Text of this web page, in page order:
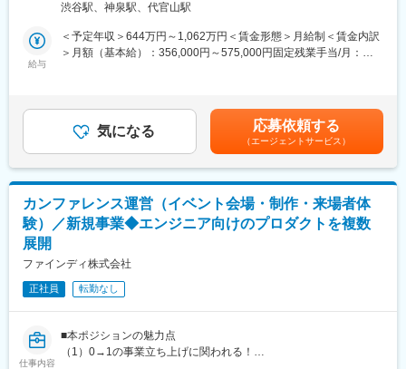
■業務詳細：
・Eightが主催する各種大型イベント（Eight EXPO、Climbers、
Startup JAPAN EXPO、DX CAMP、Meets など）や、今後立ち上
・登壇者のリサーチ・選定：テーマに合致する国内外の企業
CXO、起業家、トップランナー、有識者のリサーチ
・出演打診および交渉：ターゲットとなる登壇者へのアプロー
ン内容のブラッシュアップ、進行シナリオの設計サポート
・部門間連携：営業・マーケティング・運営チームなど、社内関
係各所と連携したコンテンツ改善や集客への寄与
進行サポート、ホスピタリティの提供
向けたコンテンツのアップデート
す。
渋谷駅、神泉駅、代官山駅
給与
＜予定年収＞644万円～1,062万円＜賃金形態＞月給制＜賃金内訳
＞月額（基本給）：356,000円～575,000円固定残業手当/月：
給与詳細は、経験・能力を考慮した上で決定します。■昇給：年1
回（6月）■賞与：年2回（1月／7月）賃金はあくまでも目安の金
額であり、選考を通じて上下する可能性があります。月給(月額)は
固定手当を含めた表記です。
気になる 応募依頼する
（エージェントサービス）
カンファレンス運営（イベント会場・制作・来場者体
験）／新規事業◆エンジニア向けのプロダクトを複数
展開
ファインディ株式会社
正社員 転勤なし
仕事内容
■本ポジションの魅力点
（1）0→1の事業立ち上げに関われる！